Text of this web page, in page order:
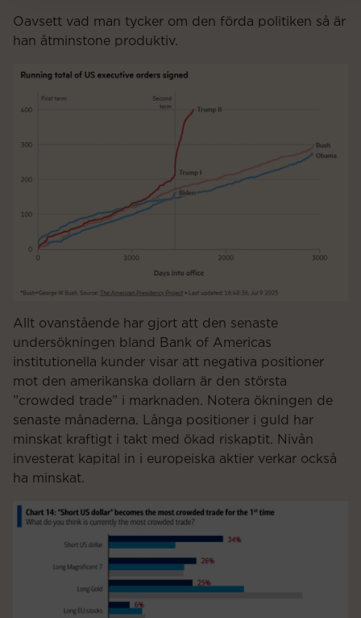
Oavsett vad man tycker om den förda politiken så är
han åtminstone produktiv.
Allt ovanstående har gjort att den senaste
undersökningen bland Bank of Americas
institutionella kunder visar att negativa positioner
mot den amerikanska dollarn är den största
”crowded trade” i marknaden. Notera ökningen de
senaste månaderna. Långa positioner i guld har
minskat kraftigt i takt med ökad riskaptit. Nivån
investerat kapital in i europeiska aktier verkar också
ha minskat.